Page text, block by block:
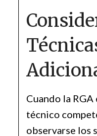
Cuando la
técnico
observarse los